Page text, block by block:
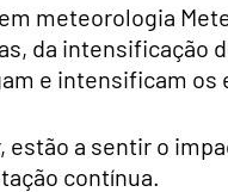
meteorologia
da intensificação
e intensificam os
a sentir o
contínua.